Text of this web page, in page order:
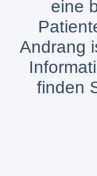
eine
Andrang
finden